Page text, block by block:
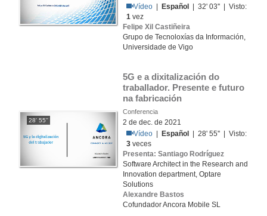
Vídeo
Español
| 32' 03'' | Visto:
1 vez
Felipe Xil Castiñeira
Grupo de Tecnoloxías da Información,
Universidade de Vigo
28' 55''
5G e a dixitalización do
traballador. Presente e futuro
na fabricación
Conferencia
2 de dec. de 2021
Vídeo
Español
| 28' 55'' | Visto:
3 veces
Presenta: Santiago Rodríguez
Software Architect in the Research and
Innovation department, Optare
Solutions
Alexandre Bastos
Cofundador Ancora Mobile SL